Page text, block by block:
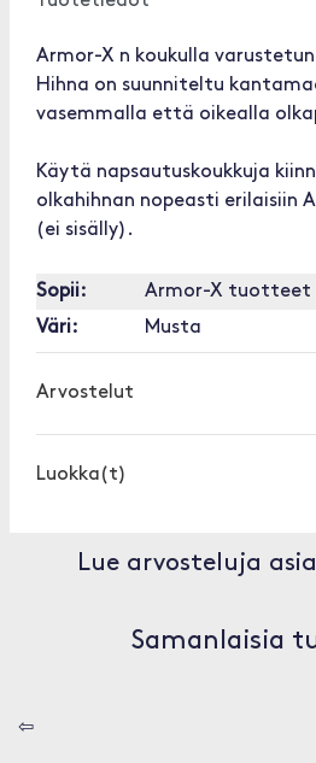
Armor-X n koukulla
Hihna on suunniteltu
vasemmalla että oikealla
Käytä napsautuskoukkuja
olkahihnan nopeasti erilaisiin
(ei sisälly).
Sopii:
Armor-X tuotteet
Väri:
Musta
Arvostelut
Luokka(t)
Lue arvosteluja
Samanlaisia
⇦